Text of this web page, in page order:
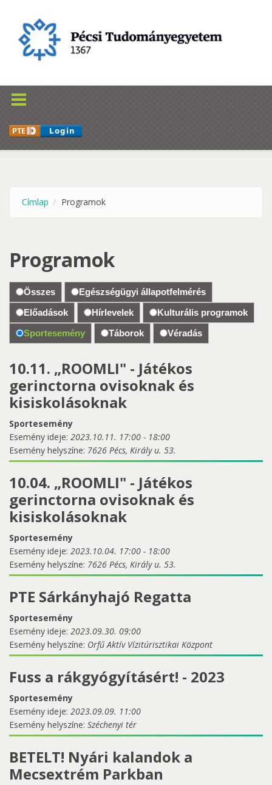
Címlap Programok
Programok
Összes
Egészségügyi állapotfelmérés
Előadások
Hírlevelek
Kulturális programok
Sportesemény
Táborok Véradás
10.11. „ROOMLI" - Játékos
gerinctorna ovisoknak és
kisiskolásoknak
Sportesemény
Esemény ideje: 2023.10.11. 17:00 - 18:00
Esemény helyszíne: 7626 Pécs, Király u. 53.
10.04. „ROOMLI" - Játékos
gerinctorna ovisoknak és
kisiskolásoknak
Sportesemény
Esemény ideje: 2023.10.04. 17:00 - 18:00
Esemény helyszíne: 7626 Pécs, Király u. 53.
PTE Sárkányhajó Regatta
Sportesemény
Esemény ideje: 2023.09.30. 09:00
Esemény helyszíne: Orfű Aktív Vízitúrisztikai Központ
Fuss a rákgyógyításért! - 2023
Sportesemény
Esemény ideje: 2023.09.09. 11:00
Esemény helyszíne: Széchenyi tér
BETELT! Nyári kalandok a
Mecsextrém Parkban